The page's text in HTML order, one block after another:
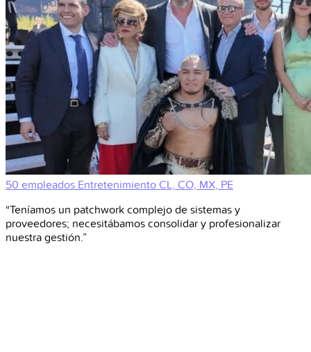
50 empleados Entretenimiento CL, CO, MX, PE
“Teníamos un patchwork complejo de sistemas y
proveedores; necesitábamos consolidar y profesionalizar
nuestra gestión.”